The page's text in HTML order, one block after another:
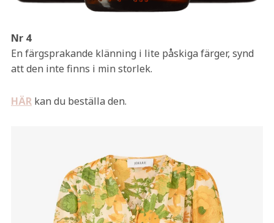
Nr 4
En färgsprakande klänning i lite påskiga färger, synd
att den inte finns i min storlek.
HÄRkan du beställa den.